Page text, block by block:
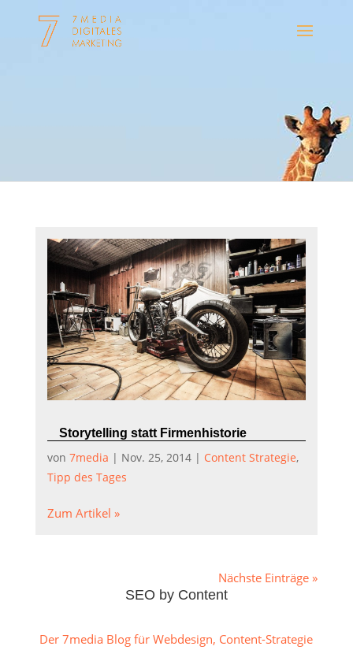
Storytelling statt Firmenhistorie
von 7media | Nov. 25, 2014| Content Strategie,
Tipp des Tages
Zum Artikel »
Nächste Einträge »
SEO by Content
Der 7media Blog für Webdesign, Content-Strategie